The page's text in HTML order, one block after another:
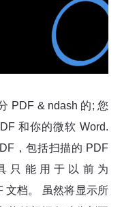
PDF & ndash 的; 您
和你的微软 Word.
，包括扫描的 PDF
只能用于以前为
文档。 虽然将显示所